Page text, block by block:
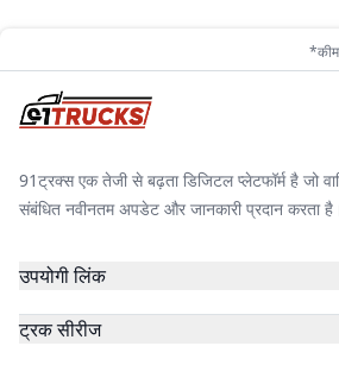
91ट्रक्स एक तेजी से बढ़ता डिजिटल प्लेटफॉर्म है जो
संबंधित नवीनतम अपडेट और जानकारी प्रदान करता है।
उपयोगी लिंक
ट्रक सीरीज